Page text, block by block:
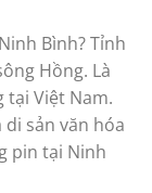
Bình? Tỉnh
Hồng. Là
Việt Nam.
sản văn hóa
pin tại Ninh